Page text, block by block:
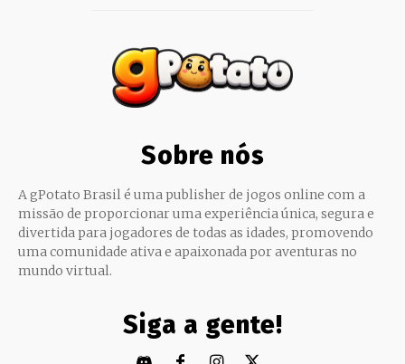
Sobre nós
A gPotato Brasil é uma publisher de jogos online com a
missão de proporcionar uma experiência única, segura e
divertida para jogadores de todas as idades, promovendo
uma comunidade ativa e apaixonada por aventuras no
mundo virtual.
Siga a gente!